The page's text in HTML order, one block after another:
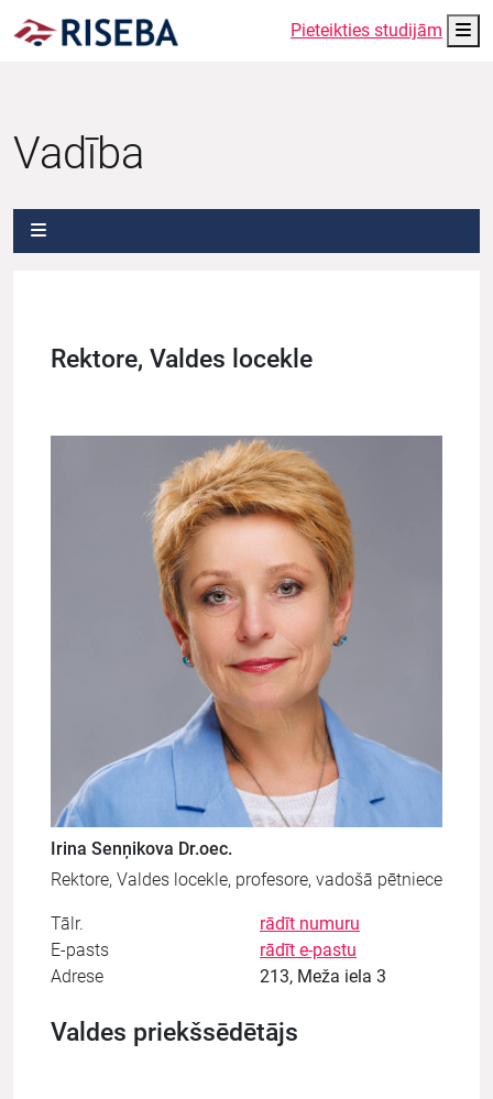
Pieteikties studijām
Vadība
Rektore, Valdes locekle
Irina Senņikova Dr.oec.
Rektore, Valdes locekle, profesore, vadošā pētniece
Tālr.
rādīt numuru
E-pasts
rādīt e-pastu
Adrese
213, Meža iela 3
Valdes priekšsēdētājs